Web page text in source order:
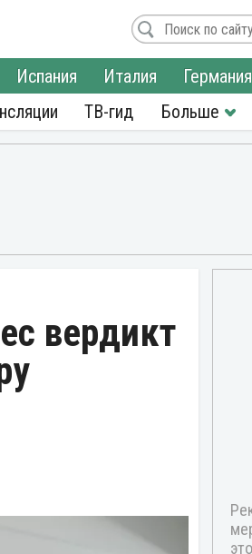
Испания Италия Германия
ТВ-гид
вердикт